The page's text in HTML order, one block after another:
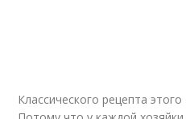
Классического рецепта